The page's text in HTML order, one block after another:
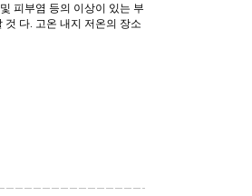
피부염 등의 이상이 있는 부
다. 고온 내지 저온의 장소